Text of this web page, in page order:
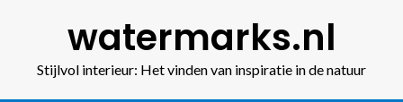
watermarks.nl
Stijlvol interieur: Het vinden van inspiratie in de natuur